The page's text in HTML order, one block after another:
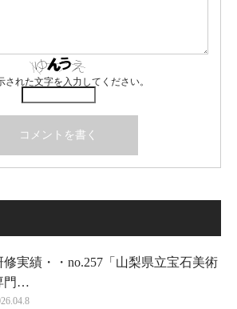
された文字を入力してください。
修実績・・no.257「山梨県立宝石美術
門…